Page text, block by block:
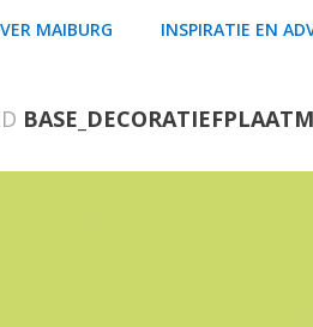
MAIBURG INSPIRATIE EN